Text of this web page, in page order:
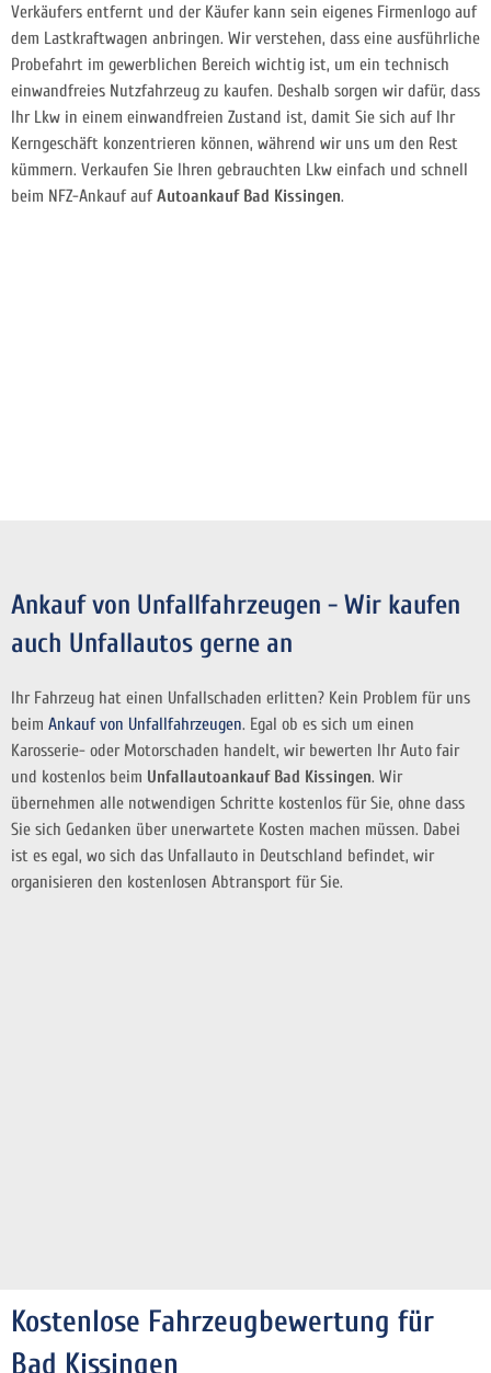
Verkäufers entfernt und der Käufer kann sein eigenes Firmenlogo auf
dem Lastkraftwagen anbringen. Wir verstehen, dass eine ausführliche
Probefahrt im gewerblichen Bereich wichtig ist, um ein technisch
einwandfreies Nutzfahrzeug zu kaufen. Deshalb sorgen wir dafür, dass
Ihr Lkw in einem einwandfreien Zustand ist, damit Sie sich auf Ihr
Kerngeschäft konzentrieren können, während wir uns um den Rest
kümmern. Verkaufen Sie Ihren gebrauchten Lkw einfach und schnell
beim NFZ-Ankauf aufAutoankauf Bad Kissingen.
Ankauf von Unfallfahrzeugen - Wir kaufen
auch Unfallautos gerne an
Ihr Fahrzeug hat einen Unfallschaden erlitten? Kein Problem für uns
beim Ankauf von Unfallfahrzeugen. Egal ob es sich um einen
Karosserie- oder Motorschaden handelt, wir bewerten Ihr Auto fair
und kostenlos beim Unfallautoankauf Bad Kissingen. Wir
übernehmen alle notwendigen Schritte kostenlos für Sie, ohne dass
Sie sich Gedanken über unerwartete Kosten machen müssen. Dabei
ist es egal, wo sich das Unfallauto in Deutschland befindet, wir
organisieren den kostenlosen Abtransport für Sie.
Kostenlose Fahrzeugbewertung für
Bad Kissingen